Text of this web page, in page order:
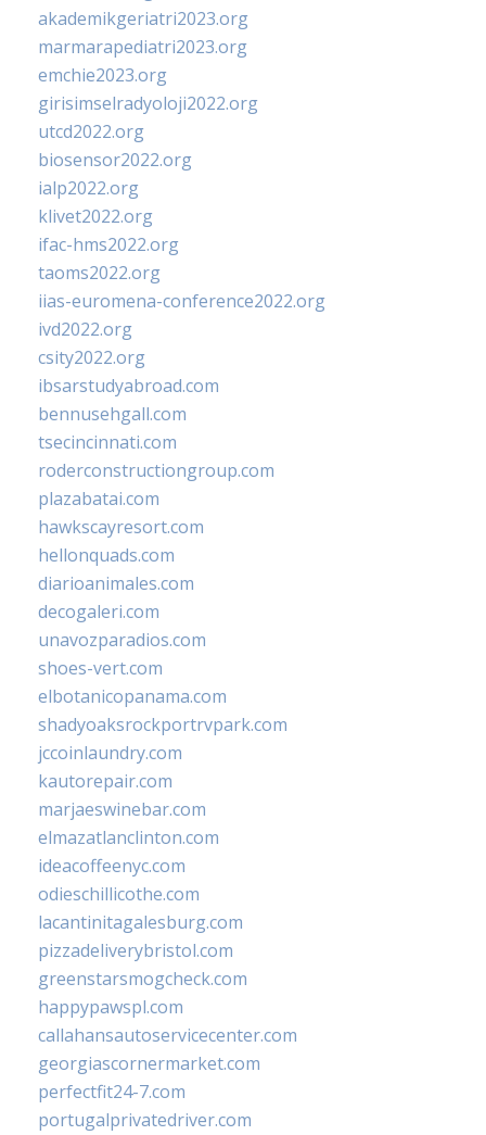
akademikgeriatri2023.org
marmarapediatri2023.org
emchie2023.org
girisimselradyoloji2022.org
utcd2022.org
biosensor2022.org
ialp2022.org
klivet2022.org
ifac-hms2022.org
taoms2022.org
iias-euromena-conference2022.org
ivd2022.org
csity2022.org
ibsarstudyabroad.com
bennusehgall.com
tsecincinnati.com
roderconstructiongroup.com
plazabatai.com
hawkscayresort.com
hellonquads.com
diarioanimales.com
decogaleri.com
unavozparadios.com
shoes-vert.com
elbotanicopanama.com
shadyoaksrockportrvpark.com
jccoinlaundry.com
kautorepair.com
marjaeswinebar.com
elmazatlanclinton.com
ideacoffeenyc.com
odieschillicothe.com
lacantinitagalesburg.com
pizzadeliverybristol.com
greenstarsmogcheck.com
happypawspl.com
callahansautoservicecenter.com
georgiascornermarket.com
perfectfit24-7.com
portugalprivatedriver.com